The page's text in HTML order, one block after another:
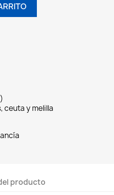
ceuta y melilla
producto